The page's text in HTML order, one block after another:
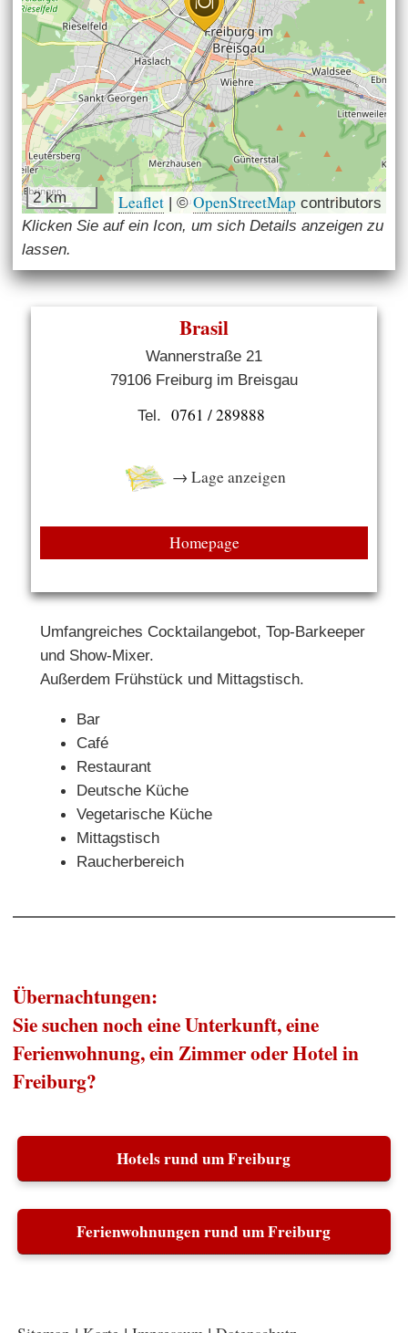
2 km Leaflet | ©OpenStreetMap contributors
Klicken Sie auf ein Icon, um sich Details anzeigen zu
lassen.
Brasil
Wannerstraße 21
79106 Freiburg im Breisgau
Tel. 0761 / 289888
→ Lage anzeigen
Homepage
Umfangreiches Cocktailangebot, Top-Barkeeper
und Show-Mixer.
Außerdem Frühstück und Mittagstisch.
Bar
Café
Restaurant
Deutsche Küche
Vegetarische Küche
Mittagstisch
Raucherbereich
Übernachtungen:
Sie suchen noch eine Unterkunft, eine
Ferienwohnung, ein Zimmer oder Hotel in
Freiburg?
Hotels rund um Freiburg
Ferienwohnungen rund um Freiburg